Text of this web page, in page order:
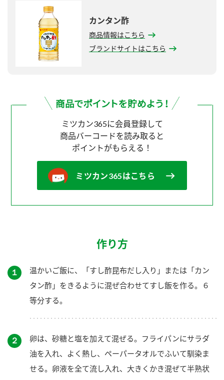
カンタン酢
商品情報はこちら
ブランドサイトはこちら
ミツカン365に会員登録して
商品バーコードを読み取ると
ポイントがもらえる！
ミツカン365はこちら
作り方
１
温かいご飯に、「すし酢昆布だし入り」または「カン
タン酢」をきるように混ぜ合わせてすし飯を作る。６
等分する。
２
卵は、砂糖と塩を加えて混ぜる。フライパンにサラダ
油を入れ、よく熱し、ペーパータオルでふいて馴染ま
せる。卵液を全て流し入れ、大きくかき混ぜて半熟状